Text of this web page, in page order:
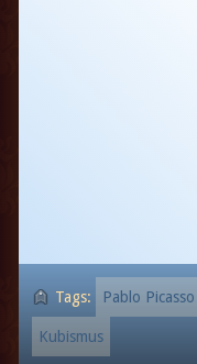
Tags: Pablo Picasso
Kubismus